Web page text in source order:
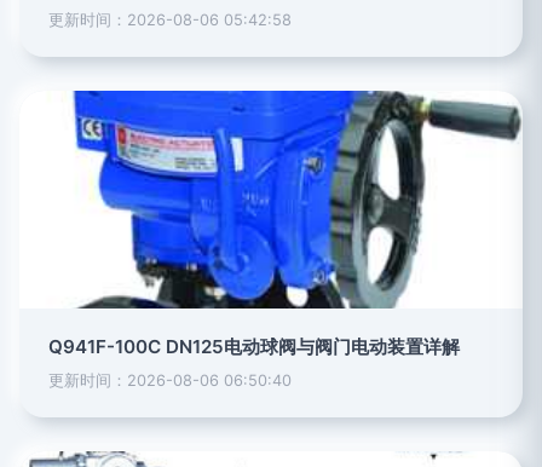
更新时间：2026-08-06 05:42:58
Q941F-100C DN125电动球阀与阀门电动装置详解
更新时间：2026-08-06 06:50:40